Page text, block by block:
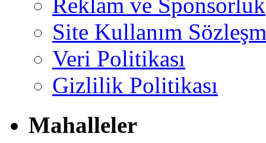
Reklam ve Sponsorluk
Site Kullanım
Veri Politikası
Gizlilik Politikası
Mahalleler